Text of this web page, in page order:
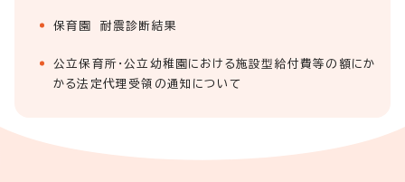
保育園 耐震診断結果
公立保育所・公立幼稚園における施設型給付費等の額にか
かる法定代理受領の通知について